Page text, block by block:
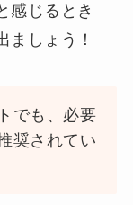
感じるとき
ましょう！
でも、必要
奨されてい